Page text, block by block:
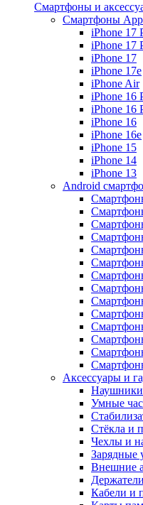
Смартфоны и
Смартфоны
iPhone 17
iPhone 17
iPhone 17
iPhone 17e
iPhone Air
iPhone 16
iPhone 16
iPhone 16
iPhone 16e
iPhone 15
iPhone 14
iPhone 13
Android
Аксессуары и
Умные
Стёкла и
Чехлы и
Зарядные
Внешние
Кабели и